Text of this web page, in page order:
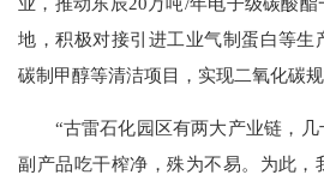
地，积极对接引进工业气制蛋白等生
碳制甲醇等清洁项目，实现二氧化碳规
“古雷石化园区有两大产业链，几
副产品吃干榨净，殊为不易。为此，